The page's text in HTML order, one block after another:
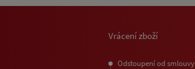
Vrácení zboží
Odstoupení od smlouvy